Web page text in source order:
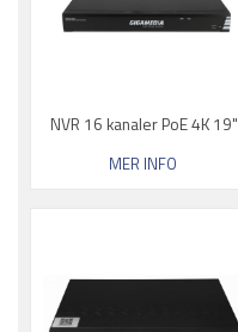
NVR 16 kanaler PoE 4K 19"
MER INFO